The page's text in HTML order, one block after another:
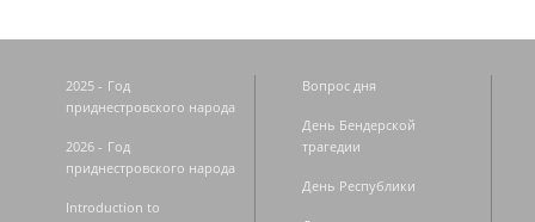
2025 - Год
приднестровского народа
2026 - Год
приднестровского народа
Introduction to
Вопрос дня
День Бендерской
трагедии
День Республики